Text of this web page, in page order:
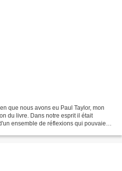
que nous avons eu Paul Taylor, mon
du livre. Dans notre esprit il était
ensemble de réflexions qui pouvaient